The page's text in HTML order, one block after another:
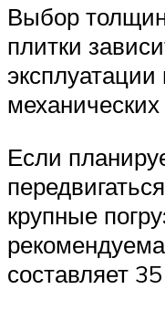
Выбор
плитки
механических
Если
крупные
составляет